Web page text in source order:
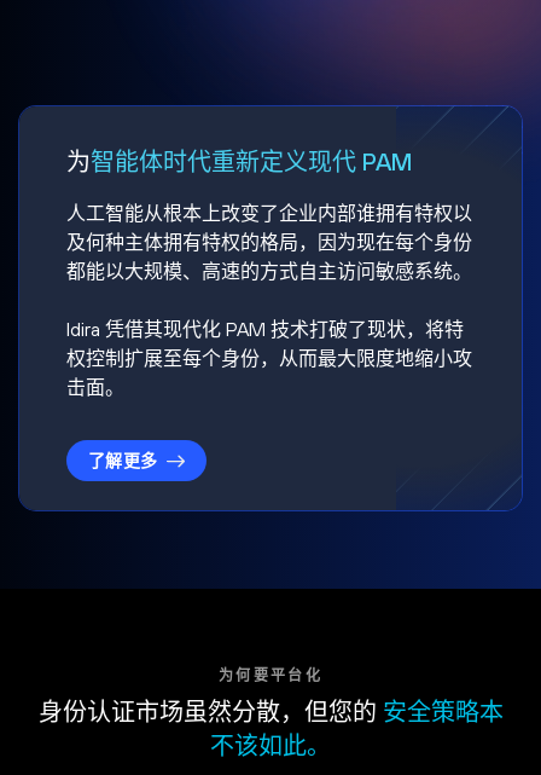
为智能体时代重新定义现代 PAM
人工智能从根本上改变了企业内部谁拥有特权以
及何种主体拥有特权的格局，因为现在每个身份
都能以大规模、高速的方式自主访问敏感系统。
Idira 凭借其现代化 PAM 技术打破了现状，将特
权控制扩展至每个身份，从而最大限度地缩小攻
击面。
了解更多
为何要平台化
身份认证市场虽然分散，但您的 安全策略本
不该如此。